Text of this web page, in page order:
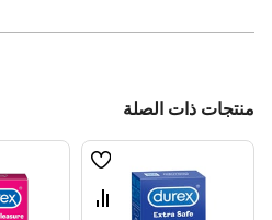
منتجات ذات الصلة
قائمة
قارن